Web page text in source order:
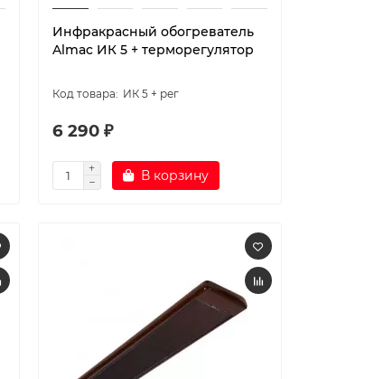
Инфракрасный обогреватель
Almac ИК 5 + терморегулятор
ИК 5 + рег
6 290 ₽
В корзину